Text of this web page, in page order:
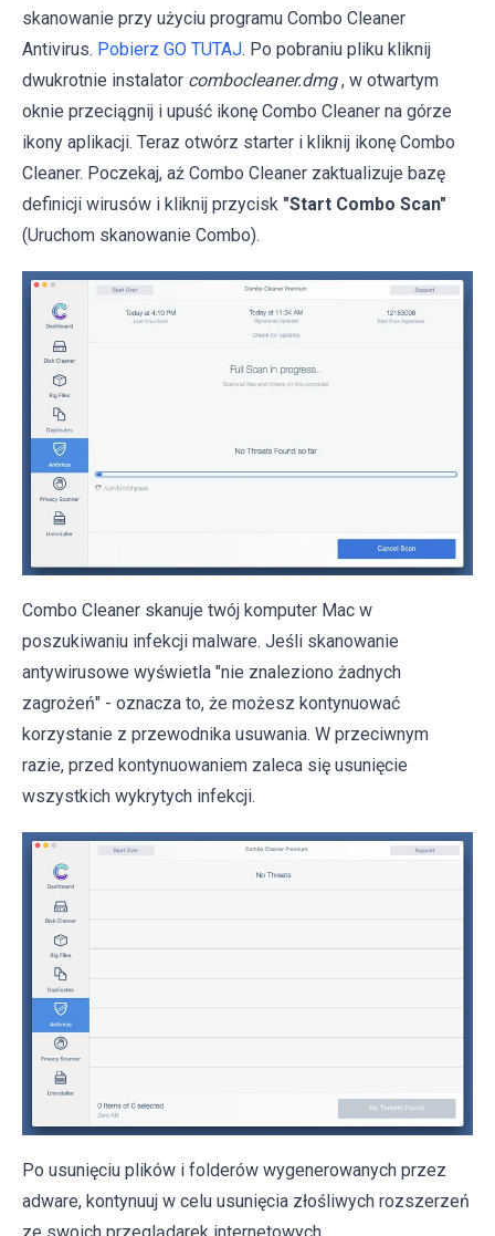
skanowanie przy użyciu programu Combo Cleaner
Antivirus. Pobierz GO TUTAJ. Po pobraniu pliku kliknij
dwukrotnie instalator combocleaner.dmg , w otwartym
oknie przeciągnij i upuść ikonę Combo Cleaner na górze
ikony aplikacji. Teraz otwórz starter i kliknij ikonę Combo
Cleaner. Poczekaj, aż Combo Cleaner zaktualizuje bazę
definicji wirusów i kliknij przycisk "Start Combo Scan"
(Uruchom skanowanie Combo).
Combo Cleaner skanuje twój komputer Mac w
poszukiwaniu infekcji malware. Jeśli skanowanie
antywirusowe wyświetla "nie znaleziono żadnych
zagrożeń" - oznacza to, że możesz kontynuować
korzystanie z przewodnika usuwania. W przeciwnym
razie, przed kontynuowaniem zaleca się usunięcie
wszystkich wykrytych infekcji.
Po usunięciu plików i folderów wygenerowanych przez
adware, kontynuuj w celu usunięcia złośliwych rozszerzeń